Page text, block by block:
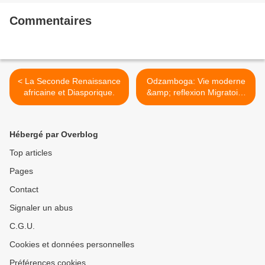
Commentaires
< La Seconde Renaissance
africaine et Diasporique.
Odzamboga: Vie moderne
&amp; reflexion Migratoire
>
Hébergé par Overblog
Top articles
Pages
Contact
Signaler un abus
C.G.U.
Cookies et données personnelles
Préférences cookies